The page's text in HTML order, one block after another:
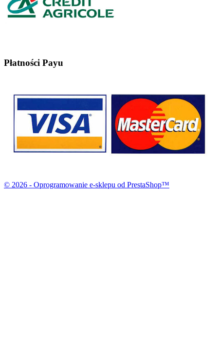
Płatności Payu
© 2026 - Oprogramowanie e-sklepu od PrestaShop™